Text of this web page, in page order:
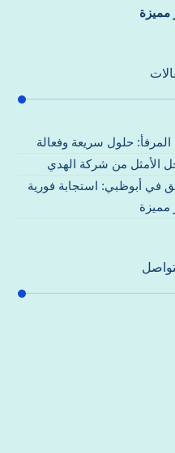
مميزة
المرفأ: حلول سريعة وفعالة
الأمثل من شركة الهدي
في أبوظبي: استجابة فورية
مميزة